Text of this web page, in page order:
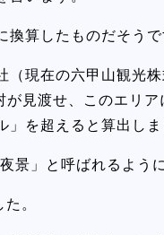
算したものだそうで
現在の六甲山観光
見渡せ、このエリ
を超えると算出しま
景」と呼ばれるよう
。